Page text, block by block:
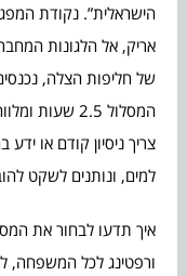
הישראלית”. נקודת
אריק, אל הלגונות
של חליפות הצלה,
המסלול 2.5
צריך ניסיון קודם או
למים, ונותנים לשקט
איך תדעו לבחור את